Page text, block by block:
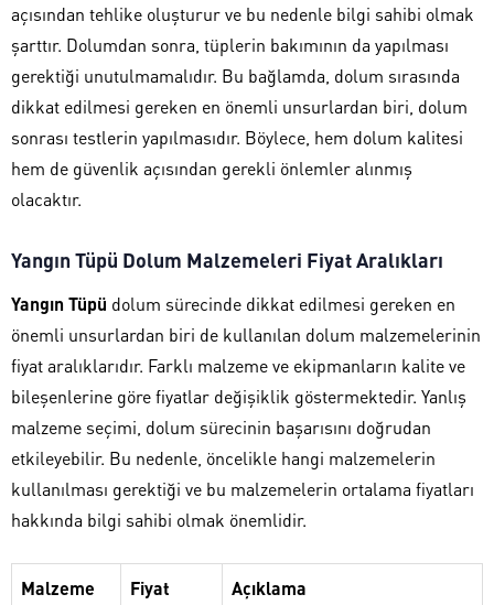
açısından tehlike oluşturur ve bu nedenle bilgi sahibi olmak
şarttır. Dolumdan sonra, tüplerin bakımının da yapılması
gerektiği unutulmamalıdır. Bu bağlamda, dolum sırasında
dikkat edilmesi gereken en önemli unsurlardan biri, dolum
sonrası testlerin yapılmasıdır. Böylece, hem dolum kalitesi
hem de güvenlik açısından gerekli önlemler alınmış
olacaktır.
Yangın Tüpü Dolum Malzemeleri Fiyat Aralıkları
Yangın Tüpü dolum sürecinde dikkat edilmesi gereken en
önemli unsurlardan biri de kullanılan dolum malzemelerinin
fiyat aralıklarıdır. Farklı malzeme ve ekipmanların kalite ve
bileşenlerine göre fiyatlar değişiklik göstermektedir. Yanlış
malzeme seçimi, dolum sürecinin başarısını doğrudan
etkileyebilir. Bu nedenle, öncelikle hangi malzemelerin
kullanılması gerektiği ve bu malzemelerin ortalama fiyatları
hakkında bilgi sahibi olmak önemlidir.
Malzeme
Fiyat
Açıklama